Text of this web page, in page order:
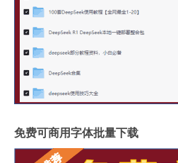
免费可商用字体批量下载